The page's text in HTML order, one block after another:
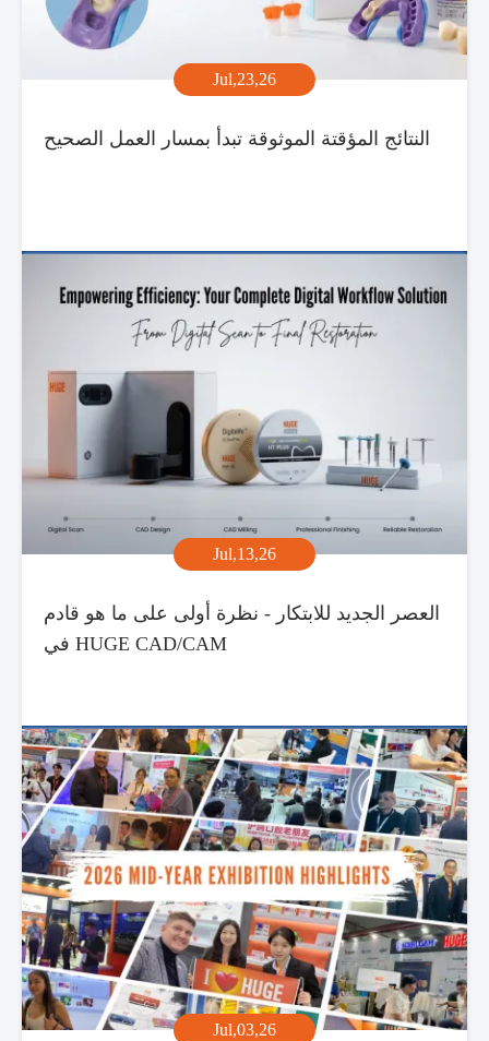
Jul,23,26
النتائج المؤقتة الموثوقة تبدأ بمسار العمل الصحيح
Jul,13,26
العصر الجديد للابتكار - نظرة أولى على ما هو قادم
في HUGE CAD/CAM
Jul,03,26